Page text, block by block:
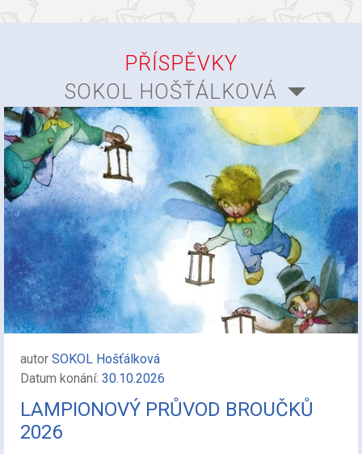
PŘÍSPĚVKY
SOKOL HOŠŤÁLKOVÁ
autor SOKOL Hošťálková
Datum konání: 30.10.2026
LAMPIONOVÝ PRŮVOD BROUČKŮ
2026